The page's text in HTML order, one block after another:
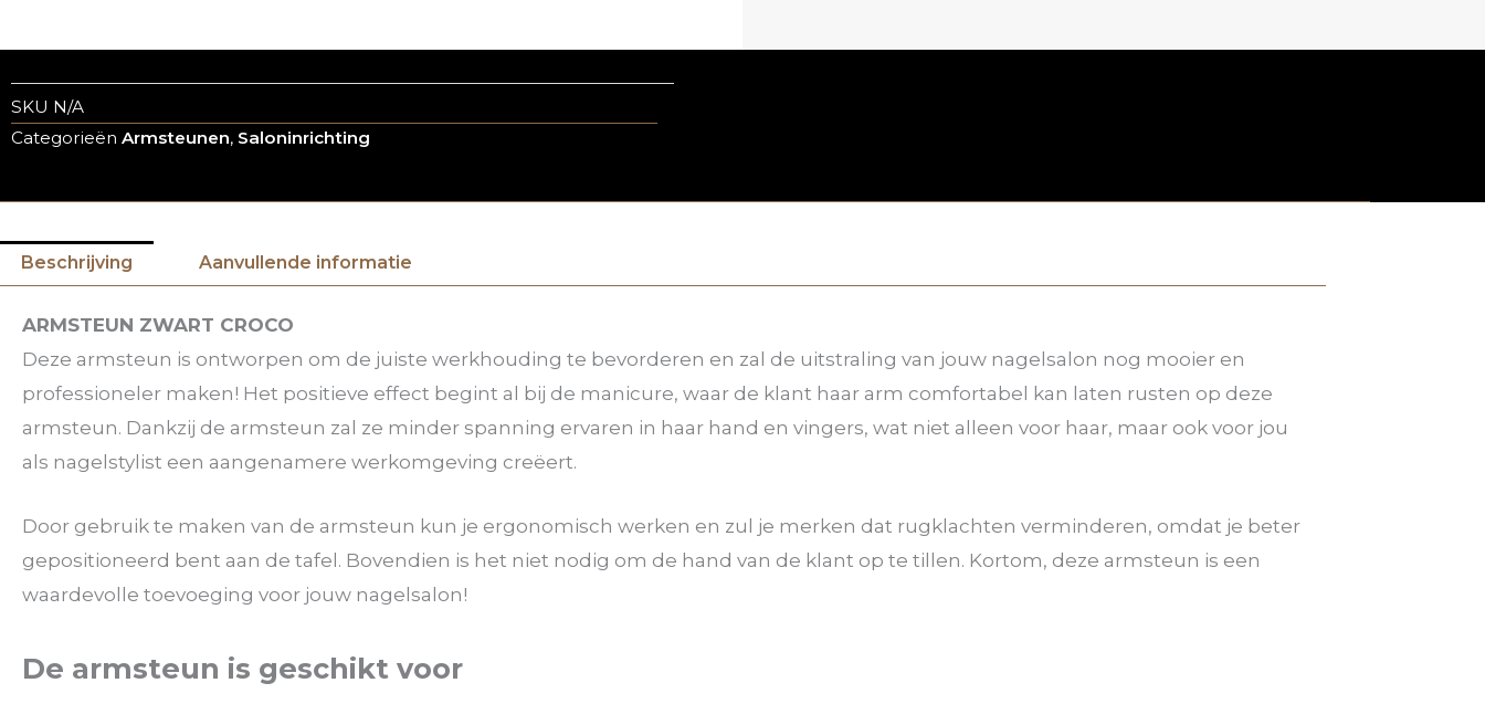
SKU N/A
Categorieën Armsteunen, Saloninrichting
Beschrijving Aanvullende informatie
ARMSTEUN ZWART CROCO
Deze armsteun is ontworpen om de juiste werkhouding te bevorderen en zal de uitstraling van jouw nagelsalon nog mooier en
professioneler maken! Het positieve effect begint al bij de manicure, waar de klant haar arm comfortabel kan laten rusten op deze
armsteun. Dankzij de armsteun zal ze minder spanning ervaren in haar hand en vingers, wat niet alleen voor haar, maar ook voor jou
als nagelstylist een aangenamere werkomgeving creëert.
Door gebruik te maken van de armsteun kun je ergonomisch werken en zul je merken dat rugklachten verminderen, omdat je beter
gepositioneerd bent aan de tafel. Bovendien is het niet nodig om de hand van de klant op te tillen. Kortom, deze armsteun is een
waardevolle toevoeging voor jouw nagelsalon!
De armsteun is geschikt voor